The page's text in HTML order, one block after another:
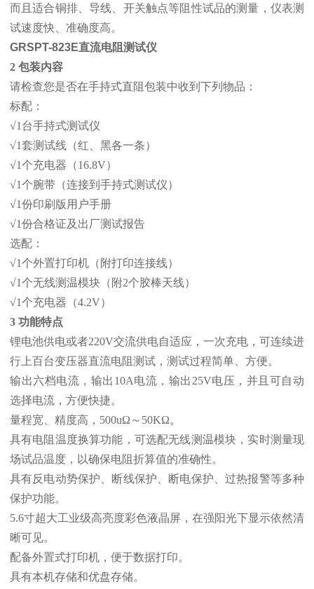
而且适合铜排、导线、开关触点等阻性试品的测量，仪表测
试速度快、准确度高。
GRSPT-823E直流电阻测试仪
2 包装内容
请检查您是否在手持式直阻包装中收到下列物品：
标配：
√1台手持式测试仪
√1套测试线（红、黑各一条）
√1个充电器（16.8V）
√1个腕带（连接到手持式测试仪）
√1份印刷版用户手册
√1份合格证及出厂测试报告
选配：
√1个外置打印机（附打印连接线）
√1个无线测温模块（附2个胶棒天线）
√1个充电器（4.2V）
3 功能特点
锂电池供电或者220V交流供电自适应，一次充电，可连续进
行上百台变压器直流电阻测试，测试过程简单、方便。
输出六档电流，输出10A电流，输出25V电压，并且可自动
选择电流，方便快捷。
量程宽、精度高，500uΩ～50KΩ。
具有电阻温度换算功能，可选配无线测温模块，实时测量现
场试品温度，以确保电阻折算值的准确性。
具有反电动势保护、断线保护、断电保护、过热报警等多种
保护功能。
5.6寸超大工业级高亮度彩色液晶屏，在强阳光下显示依然清
晰可见。
配备外置式打印机，便于数据打印。
具有本机存储和优盘存储。